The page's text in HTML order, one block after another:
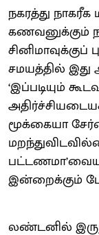
நகரத்து
கணவனுக்கும்
சமயத்தில் இது
‘இப்படியும்
மூக்கையா
இன்றைக்கும்
லண்டனில்